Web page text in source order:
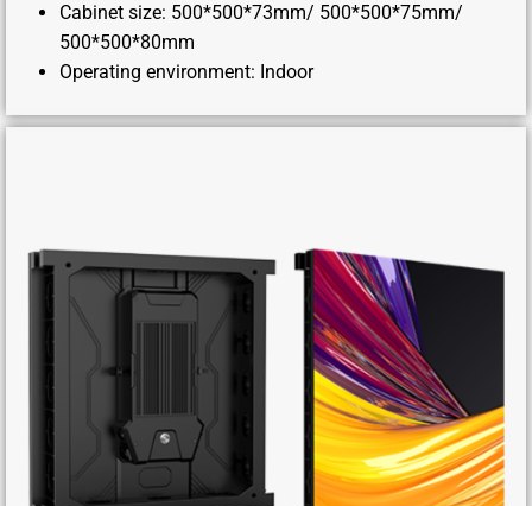
Cabinet size: 500*500*73mm/ 500*500*75mm/
500*500*80mm
Operating environment: Indoor